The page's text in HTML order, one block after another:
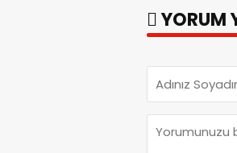
YORUM